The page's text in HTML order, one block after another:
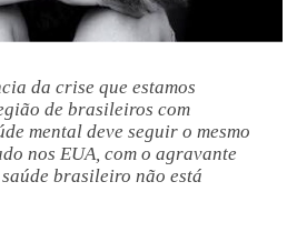
da crise que estamos
de brasileiros com
mental deve seguir o mesmo
nos EUA, com o agravante
brasileiro não está